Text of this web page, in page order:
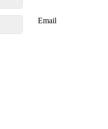
Email